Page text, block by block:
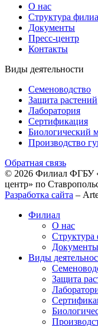
О нас
Структура
Документы
Пресс-центр
Контакты
Виды деятельности
Семеноводство
Защита растений
Лаборатория
Сертификация
Биологический
Производство
Обратная связь
© 2026 Филиал ФГБУ
центр» по
Разработка сайта –
Филиал
О нас
Структура
Документы
Виды
Защита